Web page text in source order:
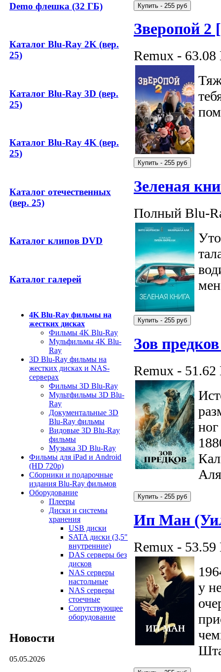
Demo флешка (32 ГБ)
Каталог Blu-Ray 2K (вер.
25)
Каталог Blu-Ray 3D (вер.
25)
Каталог Blu-Ray 4K (вер.
25)
Каталог отечественных
(вер. 25)
Каталог клипов DVD
Каталог галерей
4K Blu-Ray фильмы на
жестких дисках
Фильмы 4K Blu-Ray
Мульфильмы 4K Blu-
Ray
3D Blu-Ray фильмы на
жестких дисках и NAS-
серверах
Фильмы 3D Blu-Ray
Мультфильмы 3D Blu-
Ray
Документальные 3D
Blu-Ray фильмы
Видовые 3D Blu-Ray
фильмы
Музыка 3D Blu-Ray
Фильмы для iPad и Android
(HD 720p)
Сборники и подарочные
издания Blu-Ray фильмов
Оборудование
Плееры
Диски и системы
хранения
USB диски
SATA диски (3,5"
внутренние)
DAS серверы без
дисков
NAS серверы
настольные
NAS серверы
стоечные
Сопутствующее
оборудование
Новости
05.05.2026
Зверопой 2
Remux - 63.08
Зеленая
Полный Blu-
Зов
Remux - 51.62
Ип Ман
Remux - 53.59
у